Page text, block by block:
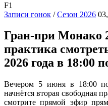
F1
Записи гонок /Сезон 2026
Гран-при Монако
практика
2026 года в 18:00
Вечером 5 июня в 18:00
начнётся вторая свободная
смотрите прямой эфир